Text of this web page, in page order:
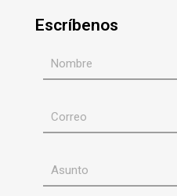
Escríbenos